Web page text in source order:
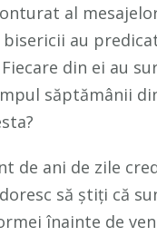
al
au
din ei au
săptămânii
de ani de zile
să știți că
înainte de